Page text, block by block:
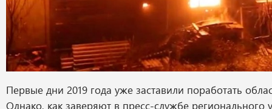
Первые дни 2019 года уже заставили поработать
Однако, как заверяют в пресс-службе